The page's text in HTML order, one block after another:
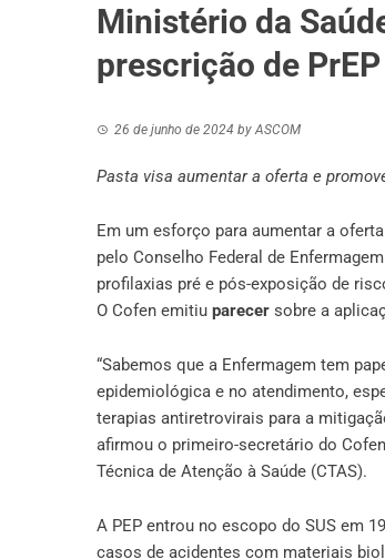
Ministério da
prescrição de
26 de junho de 2024 byASCOM
Pasta visa aumentar a oferta e
Em um esforço para aumentar a
pelo Conselho Federal de
profilaxias pré e pós-exposição de
O Cofen emitiu parecer sobre a
“Sabemos que a Enfermagem tem
epidemiológica e no atendimento,
terapias antiretrovirais para a
afirmou o primeiro-secretário do
Técnica de Atenção à Saúde (CTAS).
A PEP entrou no escopo do SUS em
casos de acidentes com materiais